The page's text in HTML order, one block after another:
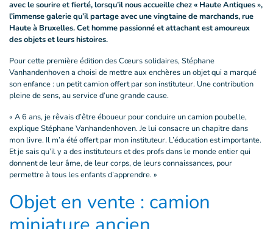
avec le sourire et fierté, lorsqu’il nous accueille chez « Haute Antiques »,
l’immense galerie qu’il partage avec une vingtaine de marchands, rue
Haute à Bruxelles. Cet homme passionné et attachant est amoureux
des objets et leurs histoires.
Pour cette première édition des Cœurs solidaires, Stéphane
Vanhandenhoven a choisi de mettre aux enchères un objet qui a marqué
son enfance : un petit camion offert par son instituteur. Une contribution
pleine de sens, au service d’une grande cause.
« A 6 ans, je rêvais d’être éboueur pour conduire un camion poubelle,
explique Stéphane Vanhandenhoven. Je lui consacre un chapitre dans
mon livre. Il m’a été offert par mon instituteur. L’éducation est importante.
Et je sais qu’il y a des instituteurs et des profs dans le monde entier qui
donnent de leur âme, de leur corps, de leurs connaissances, pour
permettre à tous les enfants d’apprendre. »
Objet en vente : camion